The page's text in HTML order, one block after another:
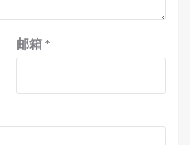
邮箱 *